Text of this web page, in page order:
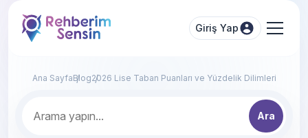
Giriş Yap
Ana SayfaBlog2026 Lise Taban Puanları ve Yüzdelik Dilimleri
Ara